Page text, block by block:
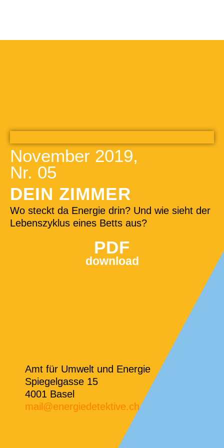
November 2019,
Nr. 05
DEIN ZIMMER
Wo steckt da Energie drin? Und wie sieht der
Lebenszyklus eines Betts aus?
PDF
download
Amt für Umwelt und Energie
Spiegelgasse 15
4001 Basel
mail@energiedetektive.ch